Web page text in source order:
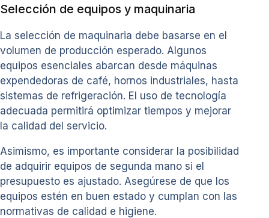
Selección de equipos y maquinaria
La selección de maquinaria debe basarse en el
volumen de producción esperado. Algunos
equipos esenciales abarcan desde máquinas
expendedoras de café, hornos industriales, hasta
sistemas de refrigeración. El uso de tecnología
adecuada permitirá optimizar tiempos y mejorar
la calidad del servicio.
Asimismo, es importante considerar la posibilidad
de adquirir equipos de segunda mano si el
presupuesto es ajustado. Asegúrese de que los
equipos estén en buen estado y cumplan con las
normativas de calidad e higiene.